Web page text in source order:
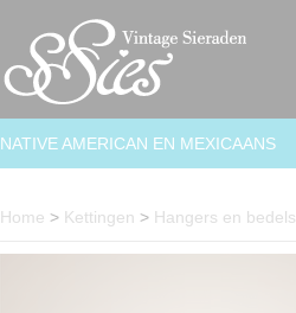
NATIVE AMERICAN EN MEXICAANS
Home > Kettingen > Hangers en bedels